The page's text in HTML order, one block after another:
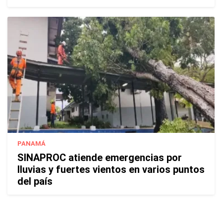
PANAMÁ
SINAPROC atiende emergencias por
lluvias y fuertes vientos en varios puntos
del país